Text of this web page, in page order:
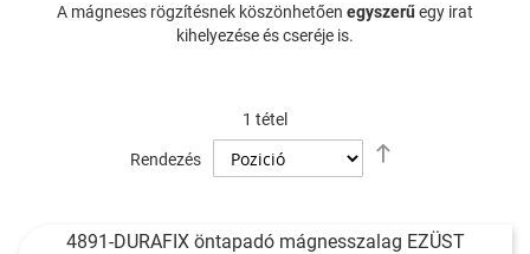
A mágneses rögzítésnek köszönhetően egyszerűegy irat
kihelyezése és cseréje is.
1 tétel
Rendezés
4891-DURAFIX öntapadó mágnesszalag EZÜST